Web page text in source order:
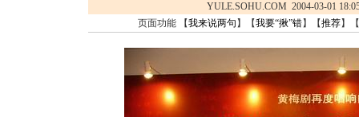
YULE.SOHU.COM 2004-03-01
页面功能 【我来说两句 】【我要“揪”错】【推荐】